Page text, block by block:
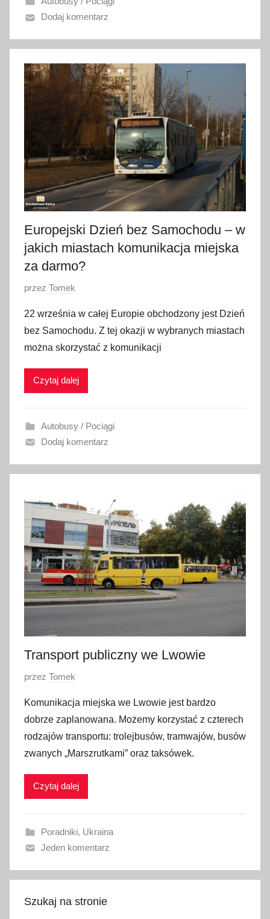
a
n
2
1
w
z
e
ś
n
a
2
0
2
Dodaj komentarz
Europejski Dzień bez Samochodu – w
jakich miastach komunikacja miejska
za darmo?
O
u
b
l
i
a
n
2
r
e
ś
n
i
0
8
przez Tomek
22 września w całej Europie obchodzony jest Dzień
bez Samochodu. Z tej okazji w wybranych miastach
można skorzystać z komunikacji
Czytaj dalej
Autobusy / Pociągi
Dodaj komentarz
Transport publiczny we Lwowie
O
u
b
l
i
w
n
o
1
l
przez Tomek
Komunikacja miejska we Lwowie jest bardzo
dobrze zaplanowana. Możemy korzystać z czterech
rodzajów transportu: trolejbusów, tramwajów, busów
zwanych „Marszrutkami” oraz taksówek.
Czytaj dalej
Poradniki, Ukraina
Jeden komentarz
Szukaj na stronie